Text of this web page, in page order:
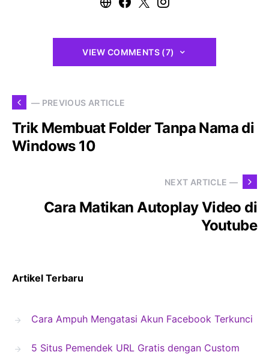
VIEW COMMENTS (7)
— PREVIOUS ARTICLE
Trik Membuat Folder Tanpa Nama di
Windows 10
NEXT ARTICLE —
Cara Matikan Autoplay Video di
Youtube
Artikel Terbaru
Cara Ampuh Mengatasi Akun Facebook Terkunci
5 Situs Pemendek URL Gratis dengan Custom